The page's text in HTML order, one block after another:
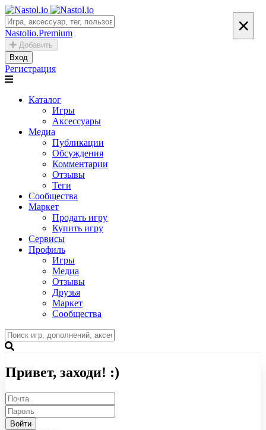
Nastolio.Premium
Добавить
Вход
Регистрация
Каталог
Игры
Аксессуары
Медиа
Публикации
Обсуждения
Комментарии
Отзывы
Теги
Сообщества
Маркет
Продать игру
Купить игру
Сервисы
Профиль
Игры
Медиа
Отзывы
Друзья
Маркет
Сообщества
×
Привет, заходи! :)
Войти